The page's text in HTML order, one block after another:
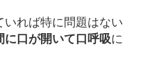
いれば特に問題はない
に口が開いて口呼吸に